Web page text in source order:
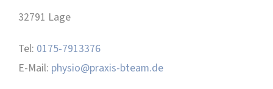
32791 Lage
Tel: 0175-7913376
E-Mail: physio@praxis-bteam.de